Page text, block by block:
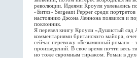
революции. Идеями Кроули увлекались
«Битлз» Sergeant Pepper среди
настоянию Джона Леннона появился и
поклонник.
Я перевел книгу Кроули «Душистый сад
комментариями британского майора,
сейчас перевожу «Безымянный роман» -
произведений. В свое время почти весь
но тоже скромным тиражом. Роман в